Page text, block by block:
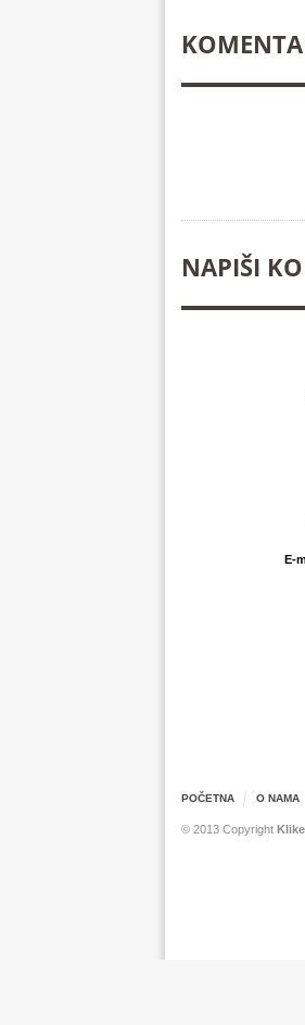
NAPIŠI
E-
POČETNA O NAMA
© 2013 Copyright